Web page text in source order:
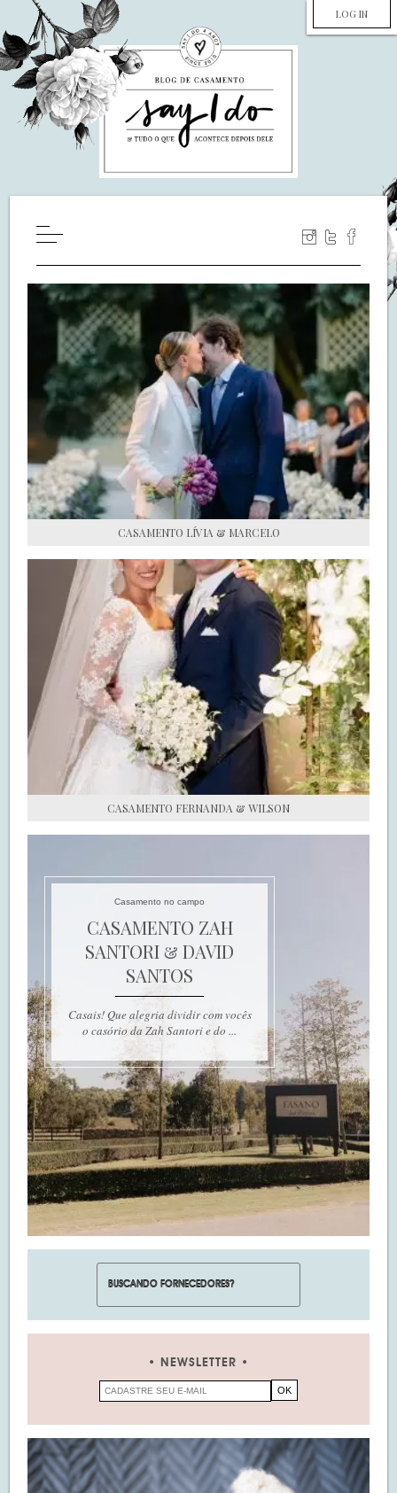
LOG IN
WILL YOU MARRY ME?
LUA DE MEL
COZINHA
DECORAÇÃO
DE NOIVA PRA NOIVA
S.O.S CASADAS
FALE COM O SAY I DO
CASAMENTO LÍVIA & MARCELO
CASAMENTO FERNANDA & WILSON
Casamento no campo
CASAMENTO ZAH
SANTORI & DAVID
SANTOS
Casais! Que alegria dividir com vocês
o casório da Zah Santori e do ...
NEWSLETTER